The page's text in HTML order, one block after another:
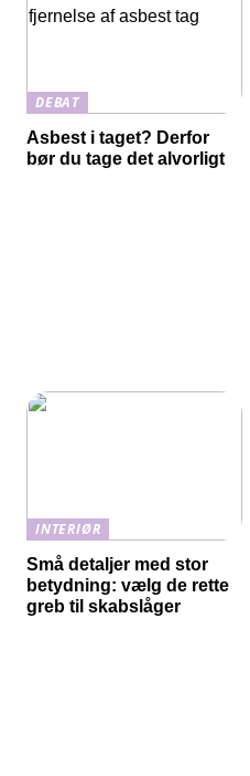
DEBAT
Asbest i taget? Derfor
bør du tage det alvorligt
INTERIØR
Små detaljer med stor
betydning: vælg de rette
greb til skabslåger